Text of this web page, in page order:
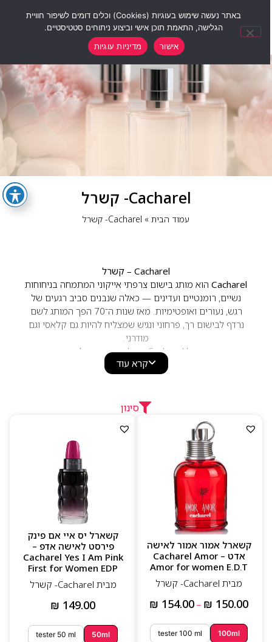
Cacharel- קשרל
עמוד הבית» Cacharel- קשרל
Cacharel – קשרל
Cacharelהוא מותג בישום צרפתי אייקוני המתמחה בניחוחות
נשיים, רומנטיים ועדינים — כאלה שנבנים סביב רגעים של
רגש, נעורים ואופטימיות. מאז שנות ה־70 הפך המותג לשם
נרדף לבישום רך, פרחוני ונגיש שמצליח להיות גם קלאסי וגם
מודרני.
הניחוחות של Cacharel משלבים
פרחים לבנים, תווים
מתקתקים־עדינים, הדרים רעננים, פירות רכים ומאסק נקי
המעניקים תחושת רוך נשי עם עומק רגשי. זהו בישום קליל
ולרגעים מיוחדים.
ליין הבשמים כולל אייקונים כמו
Yes I Am
, ועוד — כל אחד מהם מייצר עולם ריח
ייחודי: רומנטי, ילדותי, חושני או מתוק־רענן.הבקבוקים
מעוצבים בצבעוניות רכה ואלמנטים נשיים המזוהים עם שפת
למה לבחור ב–Cacharel
ניחוחות נשיים, רכים וקליליים שמתאימים לכל גיל
חתימות ריח פרחוניות־מתוקות עם עומק רגשי
עיצוב בקבוקים אייקוני ומלא רוך
מותג אהוב ופופולרי עם קלאסיקות נצחיות
קרא עוד
סינון
קשארל אמור אמור לאישה
אדט – Cacharel Amor
Amor for women E.D.T
מבית Cacharel- קשרל
₪ 150.00
–
₪ 154.00
100ml
tester 100 ml
קשארל יס איי אם פינק
פירסט לאישה אדפ –
Cacharel Yes I Am Pink
First for Women EDP
מבית Cacharel- קשרל
₪ 149.00
50ml
tester 50 ml
באתר נעשה שימוש בעוגיות (Cookies) וכלים דומים לשיפור חוויית
הגלישה, התאמת תוכן אישי וביצוע ניתוחים סטטיסטיים.
אישור
מדיניות עוגיות